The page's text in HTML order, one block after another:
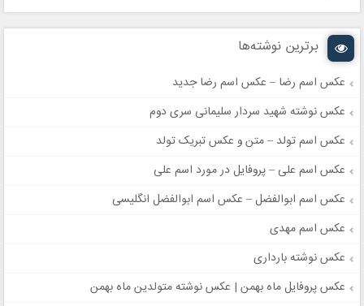
برترین نوشته‌ها
عکس اسم رضا – عکس اسم رضا جدید
عکس نوشته شهید سردار سلیمانی سری دوم
عکس اسم تولد – متن و عکس تبریک تولد
عکس اسم علی – پروفایل در مورد اسم علی
عکس اسم ابوالفضل – عکس اسم ابوالفضل انگلیسی
عکس اسم مهدی
عکس نوشته بارداری
عکس پروفایل ماه بهمن | عکس نوشته متولدین ماه بهمن